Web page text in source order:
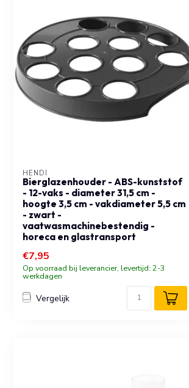
HENDI
Bierglazenhouder - ABS-kunststof
- 12-vaks - diameter 31,5 cm -
hoogte 3,5 cm - vakdiameter 5,5 cm
- zwart -
vaatwasmachinebestendig -
horeca en glastransport
€7,95
Op voorraad bij leverancier, levertijd: 2-3
werkdagen
Vergelijk